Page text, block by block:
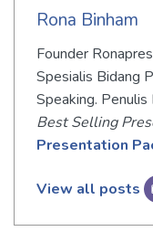
Rona Binham
Founder
Spesialis Bidang
Speaking. Penulis
Best Selling
Presentation
View all posts